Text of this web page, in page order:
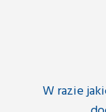
W razie